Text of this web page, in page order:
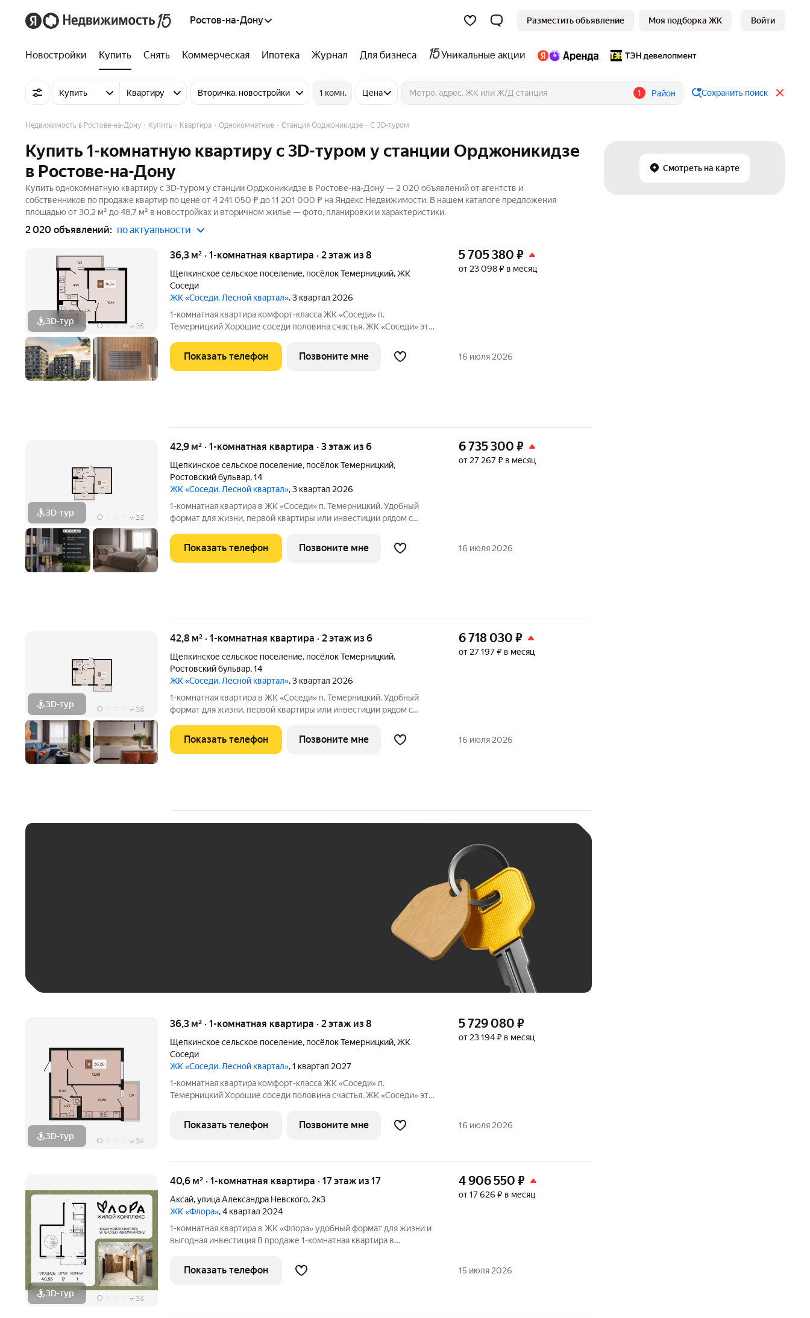
Ростов-на-Дону Разместить объявление Моя подборка ЖК Войти
Новостройки Купить Снять Коммерческая Ипотека Журнал Для бизнеса Уникальные акции
Купить Квартиру Вторичка, новостройки 1 комн. Цена 1 Район Сохранить поиск
Смотреть на карте
Недвижимость в Ростове-на-Дону Купить Квартира Однокомнатные Станция Орджоникидзе C 3D-туром
Купить 1-комнатную квартиру c 3D-туром у станции Орджоникидзе
в Ростове-на-Дону
Купить однокомнатную квартиру c 3D-туром у станции Орджоникидзе в Ростове-на-Дону — 2 020 объявлений от агентств и
собственников по продаже квартир по цене от 4 241 050 ₽ до 11 201 000 ₽ на Яндекс Недвижимости. В нашем каталоге предложения
площадью от 30,2 м² до 48,7 м² в новостройках и вторичном жилье — фото, планировки и характеристики.
2 020 объявлений: по актуальности
3D-тур + 25
36,3 м² · 1-комнатная квартира · 2 этаж из 8
Щепкинское сельское поселение, посёлок Темерницкий,ЖК
Соседи
ЖК «Соседи. Лесной квартал», 3 квартал 2026
1-комнатная квартира комфорт-класса ЖК «Соседи» п.
Темерницкий Хорошие соседи половина счастья. ЖК «Соседи» это
приватность и добрососедство становятся вашей
повседневностью. О доме:
5 705 380 ₽
от 23 098 ₽ в месяц
Показать телефон Позвоните мне 16 июля 2026
3D-тур + 26
42,9 м² · 1-комнатная квартира · 3 этаж из 6
Щепкинское сельское поселение, посёлок Темерницкий,
Ростовский бульвар,14
ЖК «Соседи. Лесной квартал», 3 квартал 2026
1-комнатная квартира в ЖК «Соседи» п. Темерницкий. Удобный
формат для жизни, первой квартиры или инвестиции рядом с
квартале, где больше воздуха, тишины и личного пространства. О
квартире:
6 735 300 ₽
от 27 267 ₽ в месяц
Показать телефон Позвоните мне 16 июля 2026
3D-тур + 26
42,8 м² · 1-комнатная квартира · 2 этаж из 6
Щепкинское сельское поселение, посёлок Темерницкий,
Ростовский бульвар,14
ЖК «Соседи. Лесной квартал», 3 квартал 2026
1-комнатная квартира в ЖК «Соседи» п. Темерницкий. Удобный
формат для жизни, первой квартиры или инвестиции рядом с
квартале, где больше воздуха, тишины и личного пространства. О
квартире:
6 718 030 ₽
от 27 197 ₽ в месяц
Показать телефон Позвоните мне 16 июля 2026
3D-тур + 24
36,3 м² · 1-комнатная квартира · 2 этаж из 8
Щепкинское сельское поселение, посёлок Темерницкий,ЖК
Соседи
ЖК «Соседи. Лесной квартал», 1 квартал 2027
1-комнатная квартира комфорт-класса ЖК «Соседи» п.
Темерницкий Хорошие соседи половина счастья. ЖК «Соседи» это
приватность и добрососедство становятся вашей
повседневностью. О ДОМЕ:
5 729 080 ₽
от 23 194 ₽ в месяц
Показать телефон Позвоните мне 16 июля 2026
3D-тур + 26
40,6 м² · 1-комнатная квартира · 17 этаж из 17
Аксай,улица Александра Невского, 2к3
ЖК «Флора», 4 квартал 2024
1-комнатная квартира в ЖК «Флора» удобный формат для жизни и
выгодная инвестиция В продаже 1-комнатная квартира в
не только архитектура, но и повседневный комфорт жителей.
Выгода:
4 906 550 ₽
от 17 626 ₽ в месяц
Показать телефон 15 июля 2026